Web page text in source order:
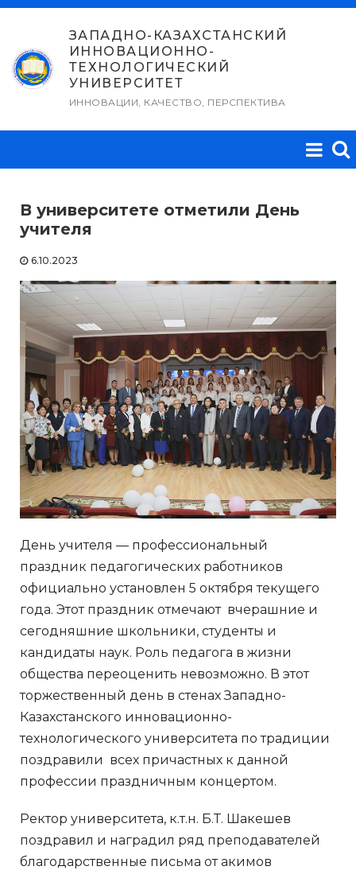
Перейти
содержимому
ЗАПАДНО-КАЗАХСТАНСКИЙ
ИННОВАЦИОННО-
ТЕХНОЛОГИЧЕСКИЙ
УНИВЕРСИТЕТ
ИННОВАЦИИ, КАЧЕСТВО, ПЕРСПЕКТИВА
В университете отметили День
учителя
6.10.2023
День учителя — профессиональный
праздник педагогических работников
официально установлен 5 октября текущего
года. Этот праздник отмечают вчерашние и
сегодняшние школьники, студенты и
кандидаты наук. Роль педагога в жизни
общества переоценить невозможно. В этот
торжественный день в стенах Западно-
Казахстанского инновационно-
технологического университета по традиции
поздравили всех причастных к данной
профессии праздничным концертом.
Ректор университета, к.т.н. Б.Т. Шакешев
поздравил и наградил ряд преподавателей
благодарственные письма от акимов